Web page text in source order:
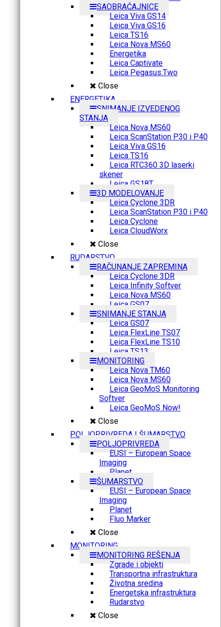
SAOBRAĆAJNICE
Leica Viva GS14
Leica Viva GS16
Leica TS16
Leica Nova MS60
Energetika
Leica Captivate
Leica Pegasus:Two
Close
ENERGETIKA
SNIMANJE IZVEDENOG
STANJA
Leica Nova MS60
Leica ScanStation P30 i P40
Leica Viva GS16
Leica TS16
Leica RTC360 3D laserki
skener
Leica GS18T
3D MODELOVANJE
Leica Cyclone 3DR
Leica ScanStation P30 i P40
Leica Cyclone
Leica CloudWorx
Close
RUDARSTVO
RAČUNANJE ZAPREMINA
Leica Cyclone 3DR
Leica Infinity Softver
Leica Nova MS60
Leica GS07
SNIMANJE STANJA
Leica GS07
Leica FlexLine TS07
Leica FlexLine TS10
Leica TS13
MONITORING
Leica Nova TM60
Leica Nova MS60
Leica GeoMoS Monitoring
Softver
Leica GeoMoS Now!
Close
POLJOPRIVREDA I ŠUMARSTVO
POLJOPRIVREDA
EUSI – European Space
Imaging
Planet
ŠUMARSTVO
EUSI – European Space
Imaging
Planet
Fluo Marker
Close
MONITORING
MONITORING REŠENJA
Zgrade i objekti
Transportna infrastruktura
Životna sredina
Energetska infrastruktura
Rudarstvo
Close